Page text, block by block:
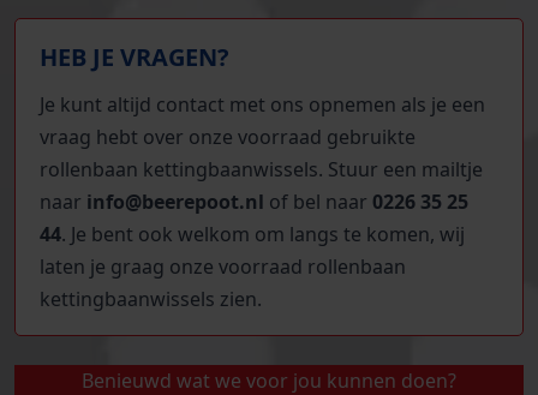
HEB JE VRAGEN?
Je kunt altijd contact met ons opnemen als je een
vraag hebt over onze voorraad gebruikte
rollenbaan kettingbaanwissels. Stuur een mailtje
naar info@beerepoot.nl of bel naar 0226 35 25
44. Je bent ook welkom om langs te komen, wij
laten je graag onze voorraad rollenbaan
kettingbaanwissels zien.
Benieuwd wat we voor jou kunnen doen?